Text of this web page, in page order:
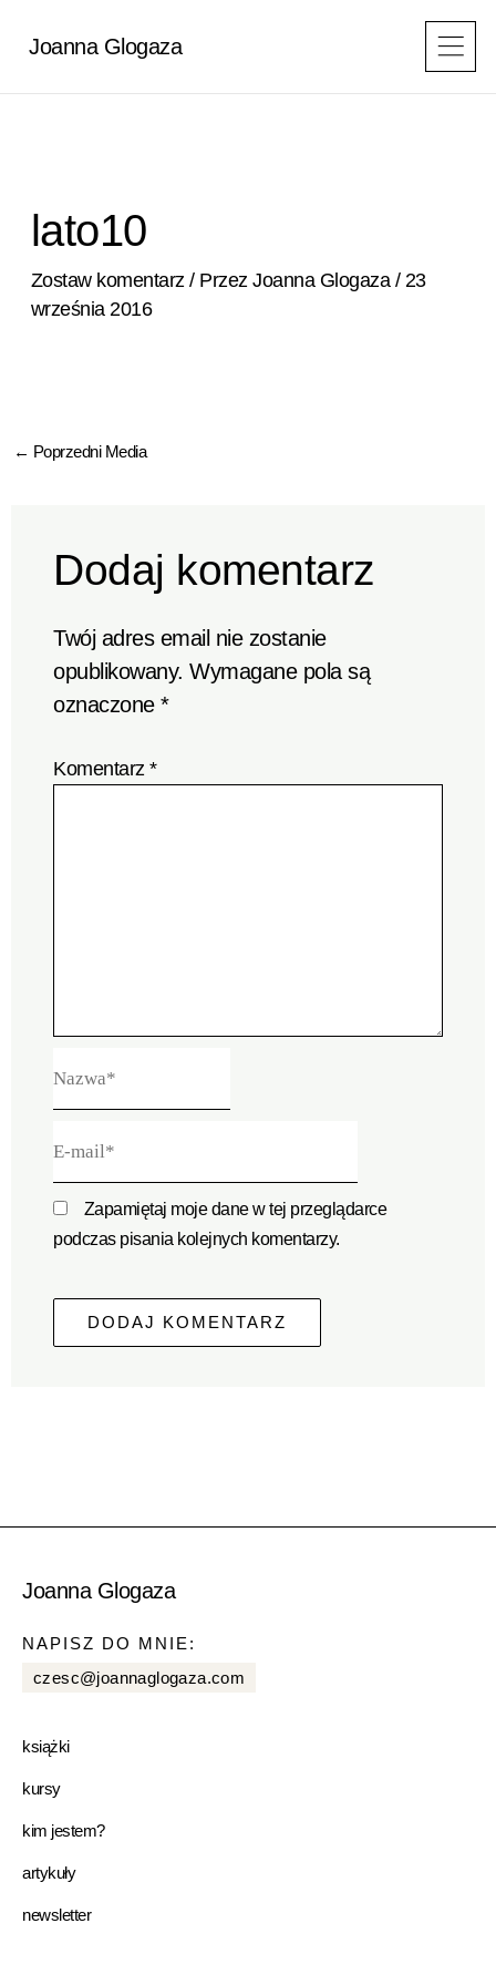
Joanna Glogaza
lato10
Zostaw komentarz / PrzezJoanna Glogaza / 23
września 2016
← Poprzedni Media
Dodaj komentarz
Twój adres email nie zostanie
opublikowany. Wymagane pola są
oznaczone*
Komentarz*
mail*
Zapamiętaj moje dane w tej przeglądarce
podczas pisania kolejnych komentarzy.
Joanna Glogaza
NAPISZ DO MNIE:
czesc@joannaglogaza.com
książki
kursy
kim jestem?
artykuły
newsletter